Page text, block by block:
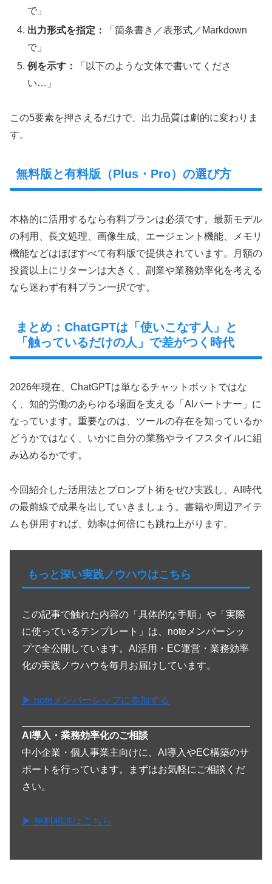
で」
出力形式を指定：
「箇条書き／表形式／Markdown
で」
例を示す：
「以下のような文体で書いてくださ
い…」
この5要素を押さえるだけで、出力品質は劇的に変わりま
す。
無料版と有料版（Plus・Pro）の選び方
本格的に活用するなら有料プランは必須です。最新モデル
の利用、長文処理、画像生成、エージェント機能、メモリ
機能などはほぼすべて有料版で提供されています。月額の
投資以上にリターンは大きく、副業や業務効率化を考える
なら迷わず有料プラン一択です。
まとめ：ChatGPTは「使いこなす人」と
「触っているだけの人」で差がつく時代
2026年現在、ChatGPTは単なるチャットボットではな
く、知的労働のあらゆる場面を支える「AIパートナー」に
なっています。重要なのは、ツールの存在を知っているか
どうかではなく、いかに自分の業務やライフスタイルに組
み込めるかです。
今回紹介した活用法とプロンプト術をぜひ実践し、AI時代
の最前線で成果を出していきましょう。書籍や周辺アイテ
ムも併用すれば、効率は何倍にも跳ね上がります。
もっと深い実践ノウハウはこちら
この記事で触れた内容の「具体的な手順」や「実際
に使っているテンプレート」は、noteメンバーシッ
プで全公開しています。AI活用・EC運営・業務効率
化の実践ノウハウを毎月お届けしています。
▶ noteメンバーシップに参加する
AI導入・業務効率化のご相談
中小企業・個人事業主向けに、AI導入やEC構築のサ
ポートを行っています。まずはお気軽にご相談くだ
さい。
▶ 無料相談はこちら